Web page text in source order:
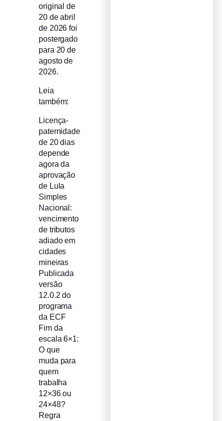
original de
20 de abril
de 2026 foi
postergado
para 20 de
agosto de
2026.
Leia
também:
Licença-
paternidade
de 20 dias
depende
agora da
aprovação
de Lula
Simples
Nacional:
vencimento
de tributos
adiado em
cidades
mineiras
Publicada
versão
12.0.2 do
programa
da ECF
Fim da
escala 6×1:
O que
muda para
quem
trabalha
12×36 ou
24×48?
Regra